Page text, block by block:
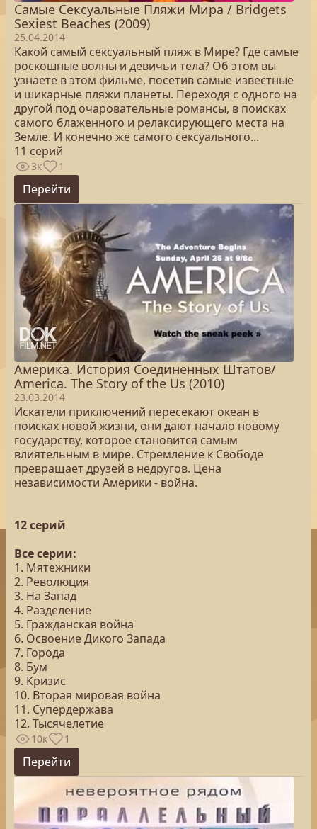
Самые Сексуальные Пляжи Мира / Bridgets
Sexiest Beaches (2009)
25.04.2014
Какой самый сексуальный пляж в Мире? Где самые
роскошные волны и девичьи тела? Об этом вы
узнаете в этом фильме, посетив самые известные
и шикарные пляжи планеты. Переходя с одного на
другой под очаровательные романсы, в поисках
самого блаженного и релаксирующего места на
Земле. И конечно же самого сексуального...
11 серий
3к 1
Перейти
Америка. История Соединенных Штатов/
America. The Story of the Us (2010)
23.03.2014
Искатели приключений пересекают океан в
поисках новой жизни, они дают начало новому
государству, которое становится самым
влиятельным в мире. Стремление к Свободе
превращает друзей в недругов. Цена
независимости Америки - война.
12 серий
Все серии:
1. Мятежники
2. Революция
3. На Запад
4. Разделение
5. Гражданская война
6. Освоение Дикого Запада
7. Города
8. Бум
9. Кризис
10. Вторая мировая война
11. Супердержава
12. Тысячелетие
10к 1
Перейти